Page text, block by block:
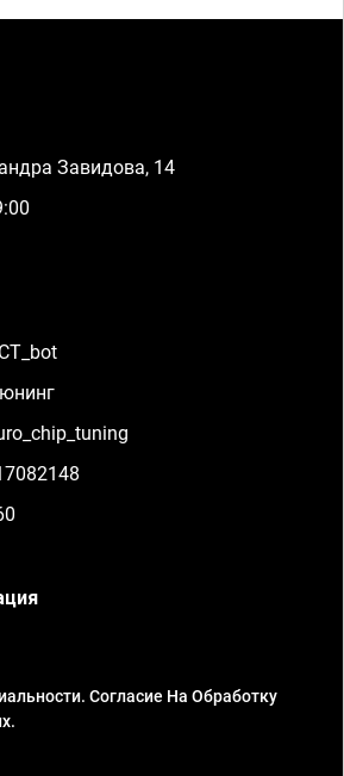
Завидова, 14
Согласие На Обработку